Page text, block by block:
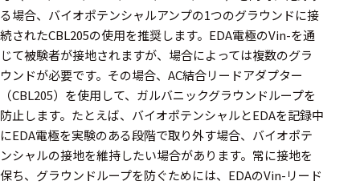
る場合、バイオポテンシャルアンプの1つのグラウンドに接
続されたCBL205の使用を推奨します。EDA電極のVin-を通
じて被験者が接地されますが、場合によっては複数のグラ
ウンドが必要です。その場合、AC結合リードアダプター
（CBL205）を使用して、ガルバニックグラウンドループを
防止します。たとえば、バイオポテンシャルとEDAを記録中
にEDA電極を実験のある段階で取り外す場合、バイオポテ
ンシャルの接地を維持したい場合があります。常に接地を
保ち、グラウンドループを防ぐためには、EDAのVin-リード